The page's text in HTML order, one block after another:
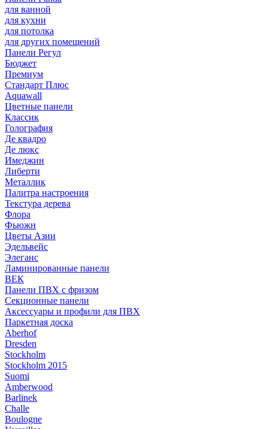
для ванной
для кухни
для потолка
для других помещений
Панели Регул
Бюджет
Премиум
Стандарт Плюс
Aquawall
Цветные панели
Классик
Голография
Де квадро
Де люкс
Имеджин
Либерти
Металлик
Палитра настроения
Текстура дерева
Флора
Фьюжн
Цветы Азии
Эдельвейс
Элеганс
Ламинированные панели
ВЕК
Панели ПВХ с фризом
Секционные панели
Аксессуары и профили для ПВХ
Паркетная доска
Aberhof
Dresden
Stockholm
Stockholm 2015
Suomi
Amberwood
Barlinek
Challe
Boulogne